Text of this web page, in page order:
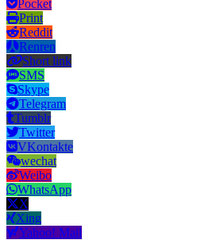
Pocket
Print
Reddit
Renren
Short link
SMS
Skype
Telegram
Tumblr
Twitter
VKontakte
wechat
Weibo
WhatsApp
X
Xing
Yahoo! Mail